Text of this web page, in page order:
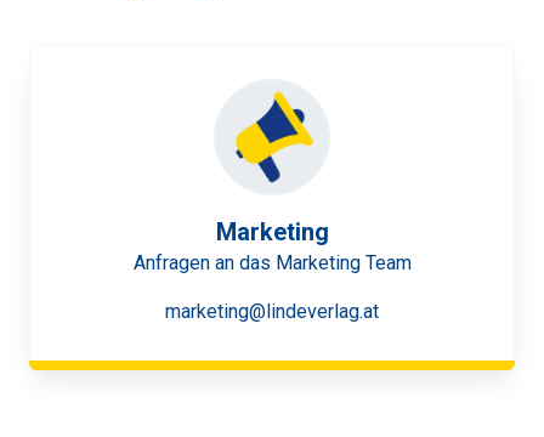
Marketing
Anfragen an das Marketing Team
marketing@lindeverlag.at